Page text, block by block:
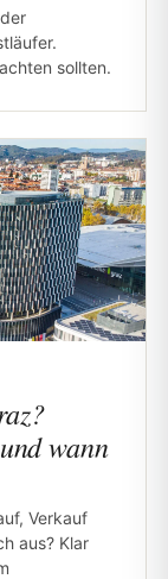
sollten.
wann
Verkauf
aus? Klar